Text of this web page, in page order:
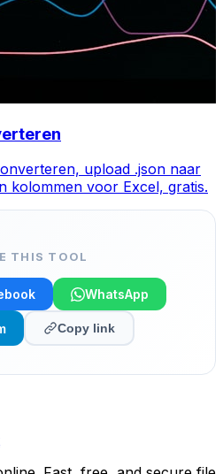
upload .json naar
kolommen voor Excel, gratis.
THIS TOOL
WhatsApp
Copy link